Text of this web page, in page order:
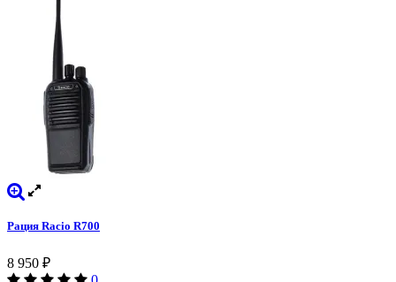
Рация Racio R700
8 950 ₽